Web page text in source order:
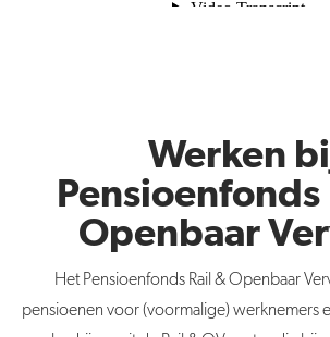
Werken
Pensioenfonds
Openbaar
Het Pensioenfonds Rail & Openbaar
pensioenen voor (voormalige) werknemers